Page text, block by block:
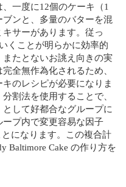
一度に12個のケーキ（1
ンと、多量のバターを混
サーがあります。従っ
くことが明らかに効率的
たとないお誂え向きの実
全無作為化されるため、
のレシピが必要になりま
割法を使用することで、
して好都合なグループに
プ内で変更容易な因子
とになります。この複合計
Baltimore Cake の作り方を